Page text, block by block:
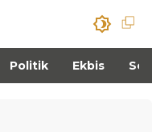
Politik Ekbis